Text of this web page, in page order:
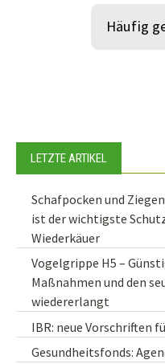
Häufig
LETZTE ARTIKEL
Schafpocken und
ist der wichtigste
Wiederkäuer
Vogelgrippe H5 –
Maßnahmen und den
wiedererlangt
IBR: neue Vorschriften
Gesundheitsfonds: